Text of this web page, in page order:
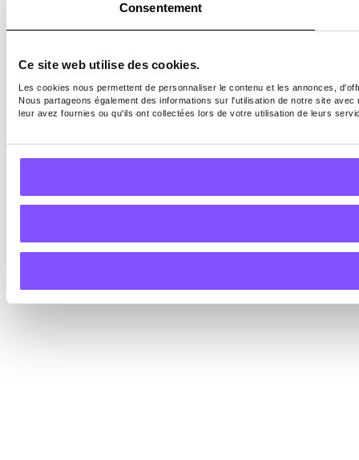
Consentement
Ce site web utilise des cookies.
Les cookies nous permettent de personnaliser le contenu et les annonces,
Nous partageons également des informations sur l'utilisation de notre site
leur avez fournies ou qu'ils ont collectées lors de votre utilisation de leurs